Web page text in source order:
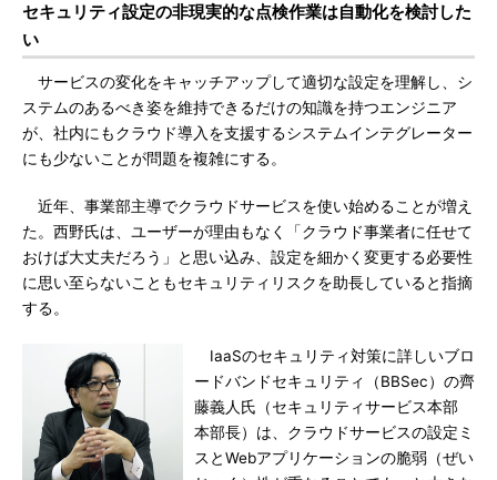
セキュリティ設定の非現実的な点検作業は自動化を検討した
い
サービスの変化をキャッチアップして適切な設定を理解し、シ
ステムのあるべき姿を維持できるだけの知識を持つエンジニア
が、社内にもクラウド導入を支援するシステムインテグレーター
にも少ないことが問題を複雑にする。
近年、事業部主導でクラウドサービスを使い始めることが増え
た。西野氏は、ユーザーが理由もなく「クラウド事業者に任せて
おけば大丈夫だろう」と思い込み、設定を細かく変更する必要性
に思い至らないこともセキュリティリスクを助長していると指摘
する。
IaaSのセキュリティ対策に詳しいブロ
ードバンドセキュリティ（BBSec）の齊
藤義人氏（セキュリティサービス本部
本部長）は、クラウドサービスの設定ミ
スとWebアプリケーションの脆弱（ぜい